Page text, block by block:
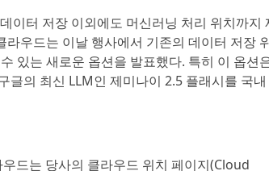
이터 저장 이외에도 머신러닝 처리 위치까지
우드는 이날 행사에서 기존의 데이터 저장
있는 새로운 옵션을 발표했다. 특히 이 옵션
글의 최신 LLM인 제미나이 2.5 플래시를 국내
우드는 당사의 클라우드 위치 페이지(Cloud